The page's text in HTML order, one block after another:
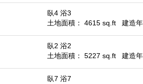
臥4 浴3
土地面積： 4615 sq.ft
建造
臥2 浴2
土地面積： 5227 sq.ft
建造
臥7 浴7